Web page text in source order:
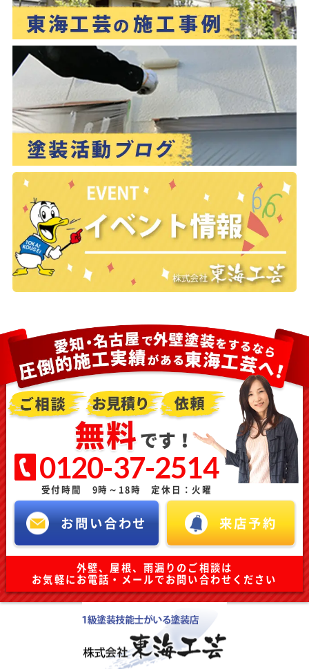
0120-37-2514
受付時間 9時～18時 定休日：火曜
お問い合わせ 来店予約
外壁、屋根、雨漏りのご相談は
お気軽にお電話・メールでお問い合わせください